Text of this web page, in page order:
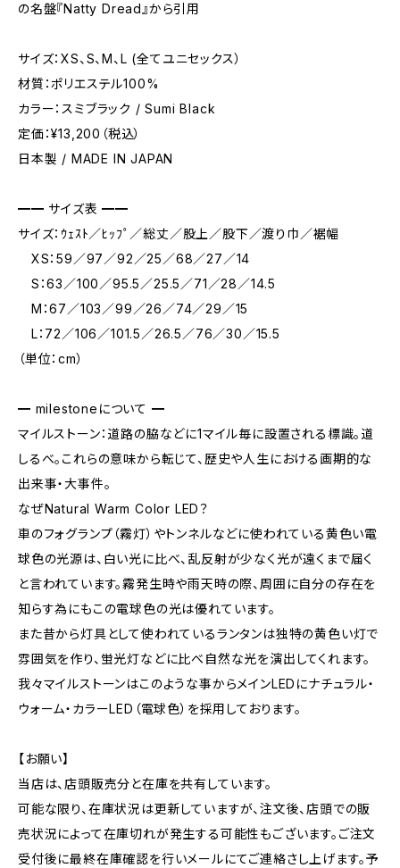
の名盤『Natty Dread』から引用
サイズ：XS、S、M、L (全てユニセックス）
材質：ポリエステル100%
カラー：スミブラック / Sumi Black
定価：¥13,200（税込）
日本製 / MADE IN JAPAN
━━ サイズ表 ━━
サイズ：ｳｪｽﾄ／ﾋｯﾌﾟ／総丈／股上／股下／渡り巾／裾幅
XS：59／97／92／25／68／27／14
S：63／100／95.5／25.5／71／28／14.5
M：67／103／99／26／74／29／15
L：72／106／101.5／26.5／76／30／15.5
（単位：cm）
━ milestoneについて ━
マイルストーン：道路の脇などに1マイル毎に設置される標識。道
しるべ。これらの意味から転じて、歴史や人生における画期的な
出来事・大事件。
なぜNatural Warm Color LED？
車のフォグランプ（霧灯）やトンネルなどに使われている黄色い電
球色の光源は、白い光に比べ、乱反射が少なく光が遠くまで届く
と言われています。霧発生時や雨天時の際、周囲に自分の存在を
知らす為にもこの電球色の光は優れています。
また昔から灯具として使われているランタンは独特の黄色い灯で
雰囲気を作り、蛍光灯などに比べ自然な光を演出してくれます。
我々マイルストーンはこのような事からメインLEDにナチュラル・
ウォーム・カラーLED（電球色）を採用しております。
【お願い】
当店は、店頭販売分と在庫を共有しています。
可能な限り、在庫状況は更新していますが、注文後、店頭での販
売状況によって在庫切れが発生する可能性もございます。ご注文
受付後に最終在庫確認を行いメールにてご連絡さし上げます。予